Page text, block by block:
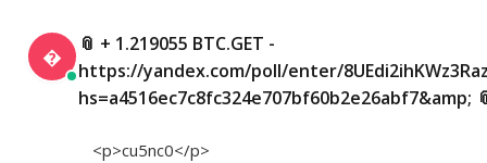

📎 + 1.219055 BTC.GET -
https://yandex.com/poll/enter/
hs=a4516ec7c8fc324e707bf60b2e26abf7&amp;
<p>cu5nc0</p>